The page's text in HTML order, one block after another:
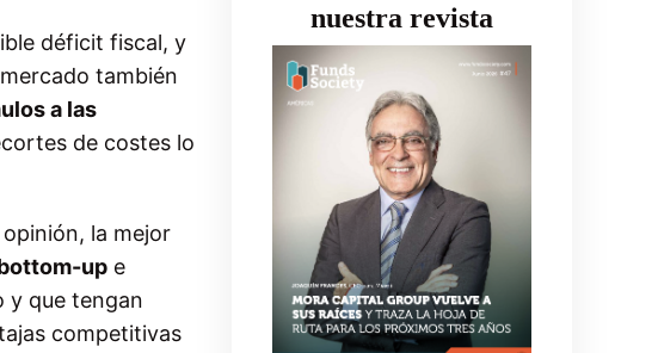
déficit fiscal, y
también
a las
de costes lo
la mejor
up e
y que tengan
competitivas
nuestra revista